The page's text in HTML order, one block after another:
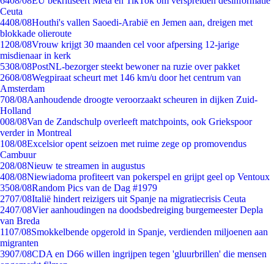
Ceuta
4408/08Houthi's vallen Saoedi-Arabië en Jemen aan, dreigen met
blokkade olieroute
1208/08Vrouw krijgt 30 maanden cel voor afpersing 12-jarige
misdienaar in kerk
5308/08PostNL-bezorger steekt bewoner na ruzie over pakket
2608/08Wegpiraat scheurt met 146 km/u door het centrum van
Amsterdam
708/08Aanhoudende droogte veroorzaakt scheuren in dijken Zuid-
Holland
008/08Van de Zandschulp overleeft matchpoints, ook Griekspoor
verder in Montreal
108/08Excelsior opent seizoen met ruime zege op promovendus
Cambuur
208/08Nieuw te streamen in augustus
408/08Niewiadoma profiteert van pokerspel en grijpt geel op Ventoux
3508/08Random Pics van de Dag #1979
2707/08Italië hindert reizigers uit Spanje na migratiecrisis Ceuta
2407/08Vier aanhoudingen na doodsbedreiging burgemeester Depla
van Breda
1107/08Smokkelbende opgerold in Spanje, verdienden miljoenen aan
migranten
3907/08CDA en D66 willen ingrijpen tegen 'gluurbrillen' die mensen